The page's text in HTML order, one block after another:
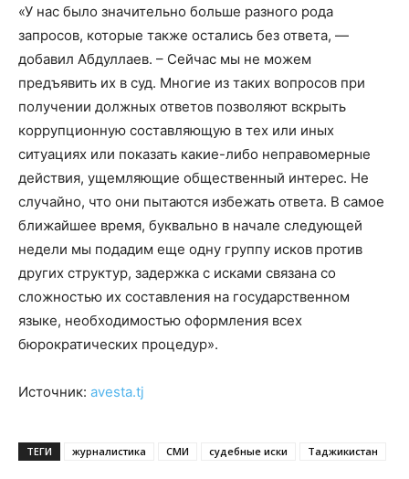
«У нас было значительно больше разного рода
запросов, которые также остались без ответа, —
добавил Абдуллаев. – Сейчас мы не можем
предъявить их в суд. Многие из таких вопросов при
получении должных ответов позволяют вскрыть
коррупционную составляющую в тех или иных
ситуациях или показать какие-либо неправомерные
действия, ущемляющие общественный интерес. Не
случайно, что они пытаются избежать ответа. В самое
ближайшее время, буквально в начале следующей
недели мы подадим еще одну группу исков против
других структур, задержка с исками связана со
сложностью их составления на государственном
языке, необходимостью оформления всех
бюрократических процедур».
Источник: avesta.tj
ТЕГИ журналистика СМИ судебные иски Таджикистан